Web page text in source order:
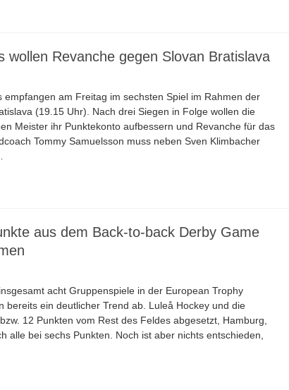
wollen Revanche gegen Slovan Bratislava
empfangen am Freitag im sechsten Spiel im Rahmen der
(19.15 Uhr). Nach drei Siegen in Folge wollen die
Meister ihr Punktekonto aufbessern und Revanche für das
Tommy Samuelsson muss neben Sven Klimbacher
aus dem Back-to-back Derby Game
acht Gruppenspiele in der European Trophy
bereits ein deutlicher Trend ab. Luleå Hockey und die
12 Punkten vom Rest des Feldes abgesetzt, Hamburg,
alle bei sechs Punkten. Noch ist aber nichts entschieden,